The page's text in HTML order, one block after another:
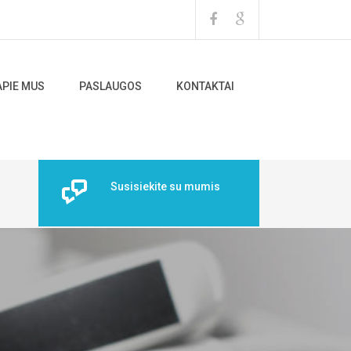
MUS PASLAUGOS KONTAKTAI
Susisiekite su mumis